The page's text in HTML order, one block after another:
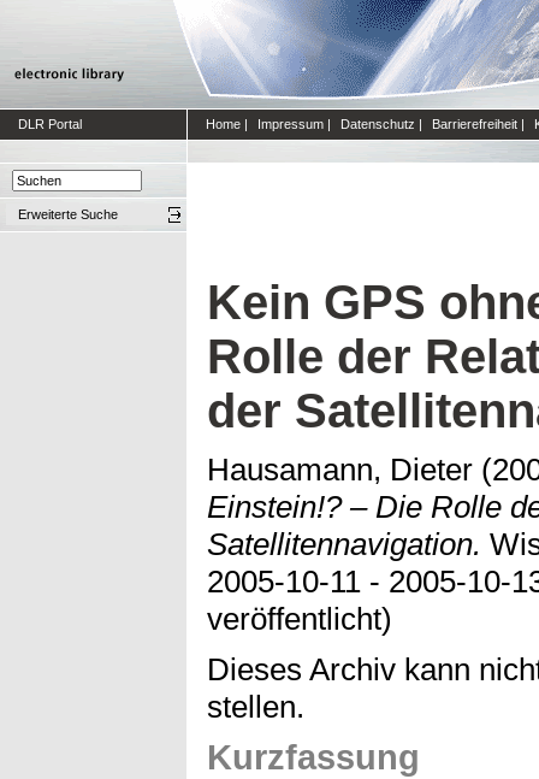
DLR Portal Home | Impressum | Datenschutz | Barrierefreiheit |
Erweiterte Suche
Kein GPS
Rolle der
der
Hausamann, Dieter
Einstein!? – Die Rolle
Satellitennavigation.
2005-10-11 - 2005-10-
veröffentlicht)
Dieses Archiv kann
stellen.
Kurzfassung